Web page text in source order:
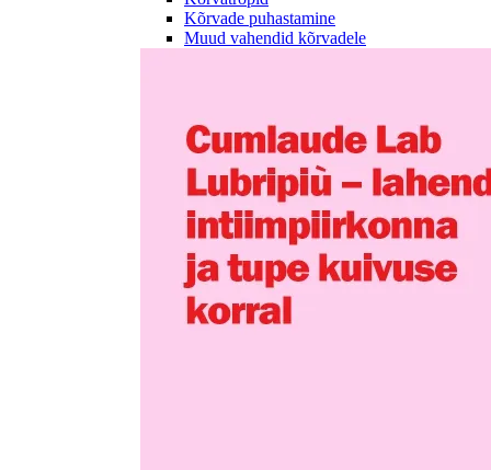
Kõrvade puhastamine
Muud vahendid kõrvadele